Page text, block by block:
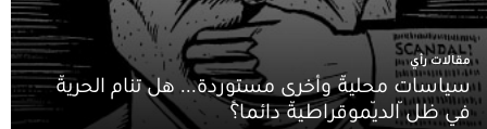
مقالات رأي
سياسات محليّة وأخرى مستوردة... هل تنام الحريّة
في ظلّ الدّيموقراطيّة دائماً؟